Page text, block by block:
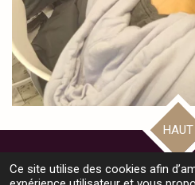
Ce site utilise des cookies afin
HAUT
© 2024 - 2025 Bienvenue au Collège